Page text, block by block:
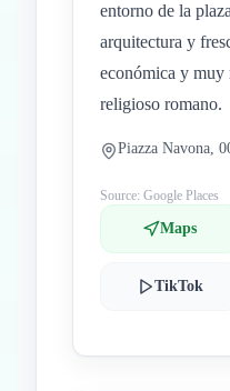
entorno de la
arquitectura y
económica y muy
religioso romano.
Piazza Navona,
Source: Google Places
Maps
TikTok